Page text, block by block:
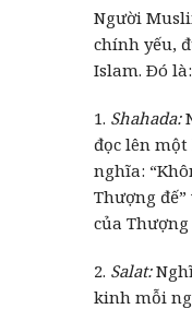
Người
chính yếu,
Islam. Ðó là:
1. Shahada:
đọc lên
nghĩa:
Thượng đế”
của Thượng
2. Salat:
kinh mỗi